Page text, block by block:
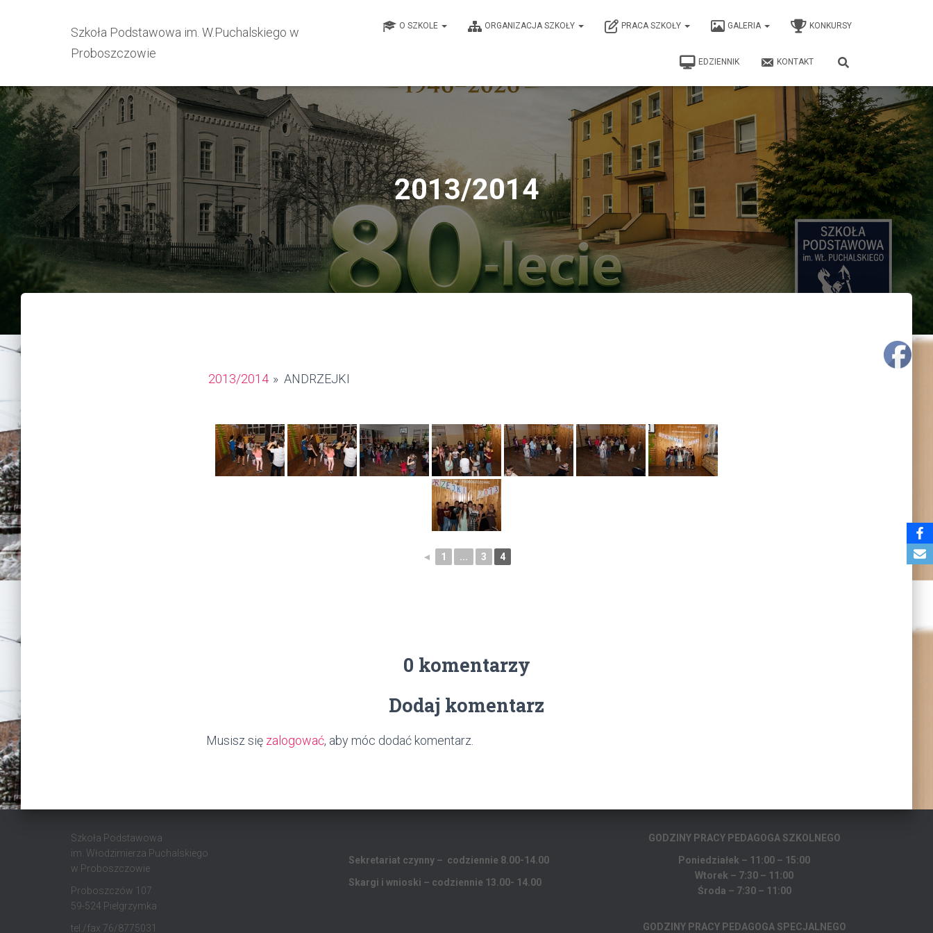
Szkoła Podstawowa im. W.Puchalskiego w
Proboszczowie
O SZKOLE ORGANIZACJA SZKOŁY PRACA SZKOŁY GALERIA KONKURSY
EDZIENNIK KONTAKT
2013/2014
2013/2014 » ANDRZEJKI
◄ 1 ... 3 4
0 komentarzy
Dodaj komentarz
Musisz się zalogować, aby móc dodać komentarz.
Szkoła Podstawowa
im. Włodzimierza Puchalskiego
w Proboszczowie
Proboszczów 107
59-524 Pielgrzymka
tel./fax 76/8775031
Sekretariat czynny – codziennie 8.00-14.00
Skargi i wnioski – codziennie 13.00- 14.00
GODZINY PRACY PEDAGOGA SZKOLNEGO
Poniedziałek – 11:00 – 15:00
Wtorek – 7:30 – 11:00
Środa – 7:30 – 11:00
GODZINY PRACY PEDAGOGA SPECJALNEGO